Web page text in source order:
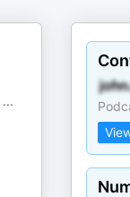
...